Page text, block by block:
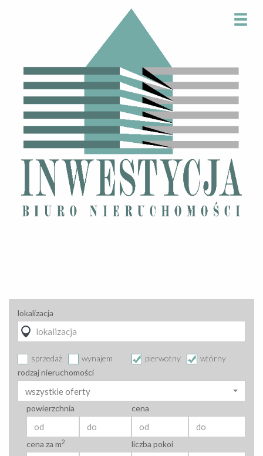
lokalizacja
sprzedaż wynajem pierwotny
wtórny
rodzaj nieruchomości
wszystkie oferty
powierzchnia cena
cena za m2 liczba pokoi